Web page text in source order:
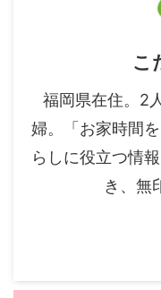
こ
福岡県在住。2
婦。「お家時間
らしに役立つ情
き、無